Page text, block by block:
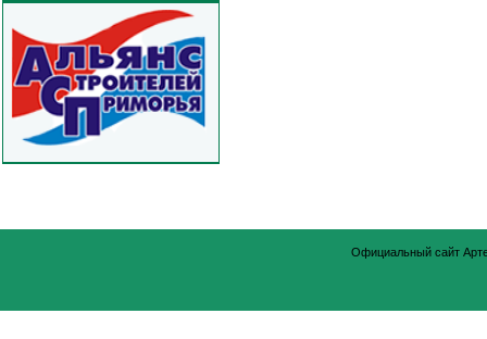
Официальный сайт